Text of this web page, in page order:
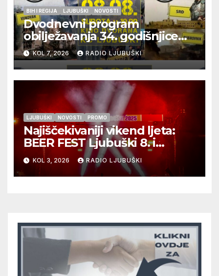
BIH I REGIJA LJUBUŠKI NOVOSTI
Dvodnevni program
obilježavanja 34. godišnjice
pogibije generala Blaža
Kraljevića i osmorice
pripadnika HOS-a
KOL 7, 2026 RADIO LJUBUŠKI
LJUBUŠKI NOVOSTI PROMO
Najiščekivaniji vikend ljeta:
BEER FEST Ljubuški 8. i
9.kolovoza
KOL 3, 2026 RADIO LJUBUŠKI